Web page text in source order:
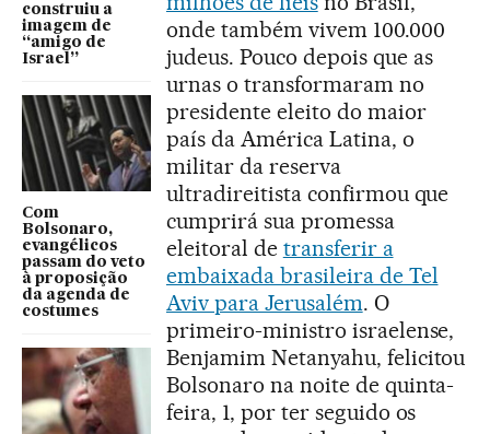
construiu a
imagem de
“amigo de
Israel”
Com
Bolsonaro,
evangélicos
passam do veto
à proposição
da agenda de
costumes
onde também vivem 100.000
judeus. Pouco depois que as
urnas o transformaram no
presidente eleito do maior
país da América Latina, o
militar da reserva
ultradireitista confirmou que
cumprirá sua promessa
eleitoral de transferir a
embaixada brasileira de Tel
Aviv para Jerusalém. O
primeiro-ministro israelense,
Benjamim Netanyahu, felicitou
Bolsonaro na noite de quinta-
feira, 1, por ter seguido os